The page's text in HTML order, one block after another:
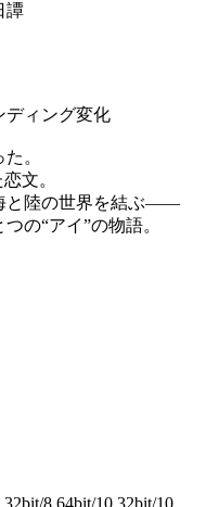
譚
ディング変化
。
文。
と陸の世界を結ぶ――
の“アイ”の物語。
8 64bit/10 32bit/10